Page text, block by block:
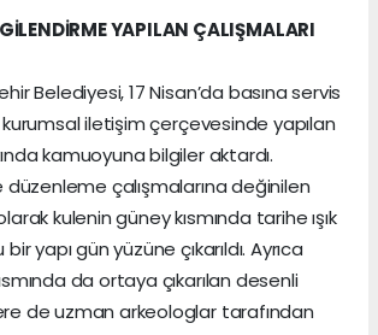
YAPILAN ÇALIŞMALARI
Belediyesi, 17 Nisan’da basına servis
iletişim çerçevesinde yapılan
kamuoyuna bilgiler aktardı.
düzenleme çalışmalarına değinilen
kulenin güney kısmında tarihe ışık
yapı gün yüzüne çıkarıldı. Ayrıca
da ortaya çıkarılan desenli
de uzman arkeologlar tarafından